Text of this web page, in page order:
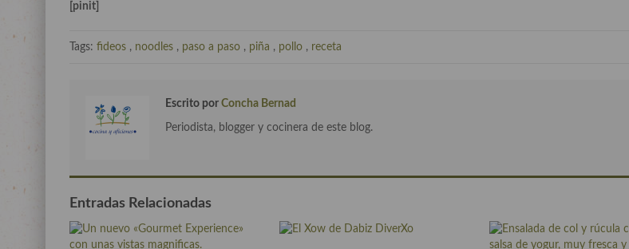
[pinit]
Tags: fideos , noodles , paso a paso , piña , pollo , receta
Escrito por Concha Bernad
Periodista, blogger y cocinera de este blog.
Entradas Relacionadas